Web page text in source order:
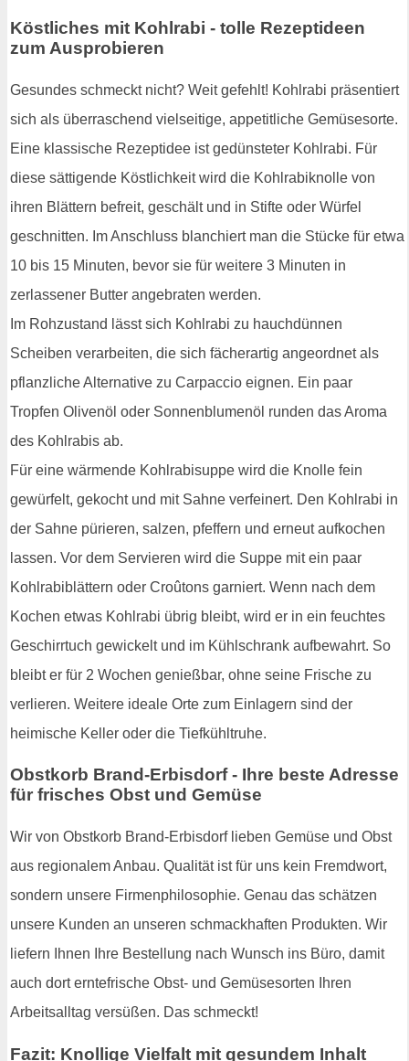
Köstliches mit Kohlrabi - tolle Rezeptideen
zum Ausprobieren
Gesundes schmeckt nicht? Weit gefehlt! Kohlrabi präsentiert
sich als überraschend vielseitige, appetitliche Gemüsesorte.
Eine klassische Rezeptidee ist gedünsteter Kohlrabi. Für
diese sättigende Köstlichkeit wird die Kohlrabiknolle von
ihren Blättern befreit, geschält und in Stifte oder Würfel
geschnitten. Im Anschluss blanchiert man die Stücke für etwa
10 bis 15 Minuten, bevor sie für weitere 3 Minuten in
zerlassener Butter angebraten werden.
Im Rohzustand lässt sich Kohlrabi zu hauchdünnen
Scheiben verarbeiten, die sich fächerartig angeordnet als
pflanzliche Alternative zu Carpaccio eignen. Ein paar
Tropfen Olivenöl oder Sonnenblumenöl runden das Aroma
des Kohlrabis ab.
Für eine wärmende Kohlrabisuppe wird die Knolle fein
gewürfelt, gekocht und mit Sahne verfeinert. Den Kohlrabi in
der Sahne pürieren, salzen, pfeffern und erneut aufkochen
lassen. Vor dem Servieren wird die Suppe mit ein paar
Kohlrabiblättern oder Croûtons garniert. Wenn nach dem
Kochen etwas Kohlrabi übrig bleibt, wird er in ein feuchtes
Geschirrtuch gewickelt und im Kühlschrank aufbewahrt. So
bleibt er für 2 Wochen genießbar, ohne seine Frische zu
verlieren. Weitere ideale Orte zum Einlagern sind der
heimische Keller oder die Tiefkühltruhe.
Obstkorb Brand-Erbisdorf - Ihre beste Adresse
für frisches Obst und Gemüse
Wir von Obstkorb Brand-Erbisdorf lieben Gemüse und Obst
aus regionalem Anbau. Qualität ist für uns kein Fremdwort,
sondern unsere Firmenphilosophie. Genau das schätzen
unsere Kunden an unseren schmackhaften Produkten. Wir
liefern Ihnen Ihre Bestellung nach Wunsch ins Büro, damit
auch dort erntefrische Obst- und Gemüsesorten Ihren
Arbeitsalltag versüßen. Das schmeckt!
Fazit: Knollige Vielfalt mit gesundem Inhalt